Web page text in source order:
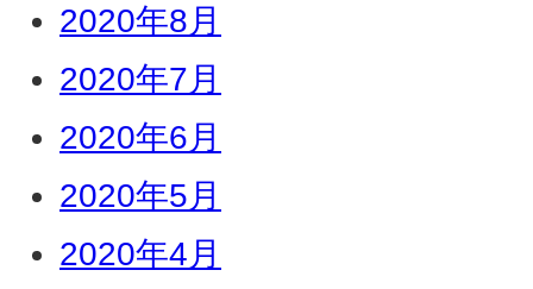
2020年8月
2020年7月
2020年6月
2020年5月
2020年4月